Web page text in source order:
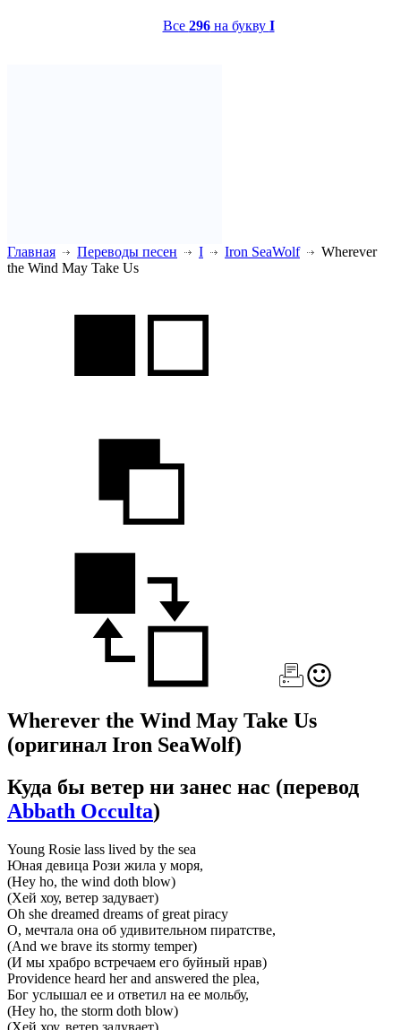
Все 296на букву I
Главная Переводы песен I Iron SeaWolf
Wherever
the Wind May Take Us
Wherever the Wind May Take Us
(оригинал Iron SeaWolf)
Куда бы ветер ни занес нас (перевод
Abbath Occulta)
Young Rosie lass lived by the sea
Юная девица Рози жила у моря,
(Hey ho, the wind doth blow)
(Хей хоу, ветер задувает)
Oh she dreamed dreams of great piracy
О, мечтала она об удивительном пиратстве,
(And we brave its stormy temper)
(И мы храбро встречаем его буйный нрав)
Providence heard her and answered the plea,
Бог услышал ее и ответил на ее мольбу,
(Hey ho, the storm doth blow)
(Хей хоу, ветер задувает)